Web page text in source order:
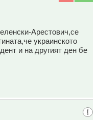
Арестович,се
украинското
и на другият ден бе